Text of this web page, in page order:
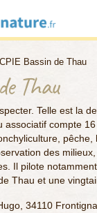
CPIE Bassin de Thau
Thau
Telle est la
compte
des
Il pilote
Thau et une
34110